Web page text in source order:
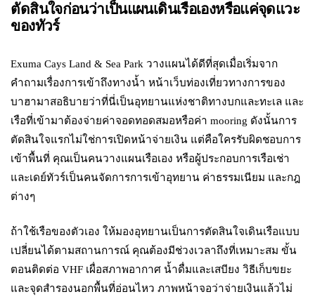
ตัดสินใจก่อนว่าเป็นแผนเดินเรือเองหรือแค่จุดแวะ
ของทัวร์
Exuma Cays Land & Sea Park วางแผนได้ดีที่สุดเมื่อเริ่มจาก
คำถามเรื่องการเข้าถึงทางน้ำ หน้าเว็บท่องเที่ยวทางการของ
บาฮามาสอธิบายว่าที่นี่เป็นอุทยานแห่งชาติทางบกและทะเล และ
เรือที่เข้ามาต้องจ่ายค่าจอดทอดสมอหรือค่า mooring ดังนั้นการ
ตัดสินใจแรกไม่ใช่การเปิดหน้าจ่ายเงิน แต่คือใครรับผิดชอบการ
เข้าพื้นที่ คุณเป็นคนวางแผนเรือเอง หรือผู้ประกอบการเรือเช่า
และเดย์ทัวร์เป็นคนจัดการการเข้าอุทยาน ค่าธรรมเนียม และกฎ
ต่างๆ
ถ้าใช้เรือของตัวเอง ให้มองอุทยานเป็นการตัดสินใจเดินเรือแบบ
เปลี่ยนได้ตามสถานการณ์ คุณต้องมีช่วงเวลาถึงที่เหมาะสม ขั้น
ตอนติดต่อ VHF เผื่อสภาพอากาศ น้ำดื่มและเสบียง วิธีเก็บขยะ
และจุดสำรองนอกพื้นที่อ่อนไหว ภาพหน้าจอว่าจ่ายเงินแล้วไม่